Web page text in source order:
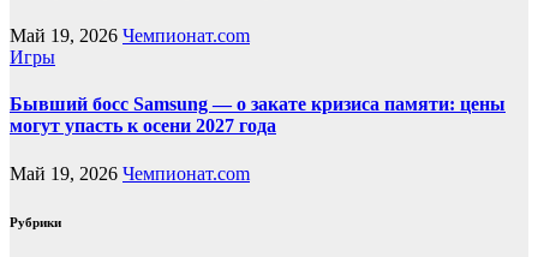
Май 19, 2026 Чемпионат.com
Игры
Бывший босс Samsung — о закате кризиса памяти: цены
могут упасть к осени 2027 года
Май 19, 2026 Чемпионат.com
Рубрики